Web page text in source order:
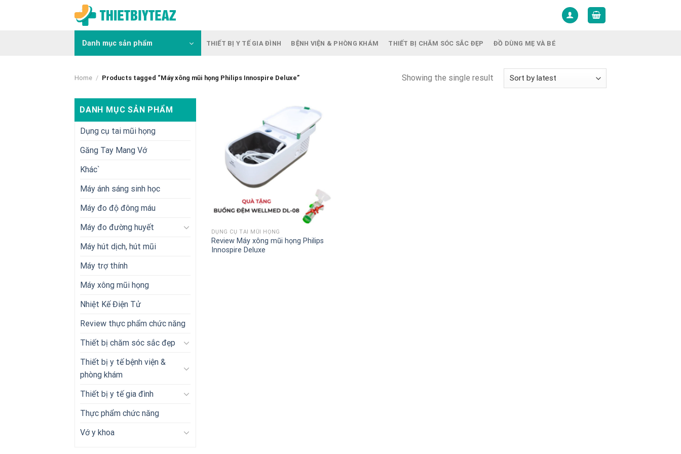
Danh mục sản phẩm THIẾT BỊ Y TẾ GIA ĐÌNH BỆNH VIỆN & PHÒNG KHÁM THIẾT BỊ CHĂM SÓC SẮC ĐẸP ĐỒ DÙNG MẸ VÀ BÉ
Home / Products tagged “Máy xông mũi họng Philips Innospire Deluxe” Showing the single result
DANH MỤC SẢN PHẨM
Dụng cụ tai mũi họng
Găng Tay Mang Vớ
Khác`
Máy ánh sáng sinh học
Máy đo độ đông máu
Máy đo đường huyết
Máy hút dịch, hút mũi
Máy trợ thính
Máy xông mũi họng
Nhiệt Kế Điện Tử
Review thực phẩm chức năng
Thiết bị chăm sóc sắc đẹp
Thiết bị y tế bệnh viện &
phòng khám
Thiết bị y tế gia đình
Thực phẩm chức năng
Vớ y khoa
+
DỤNG CỤ TAI MŨI HỌNG
Review Máy xông mũi họng Philips
Innospire Deluxe